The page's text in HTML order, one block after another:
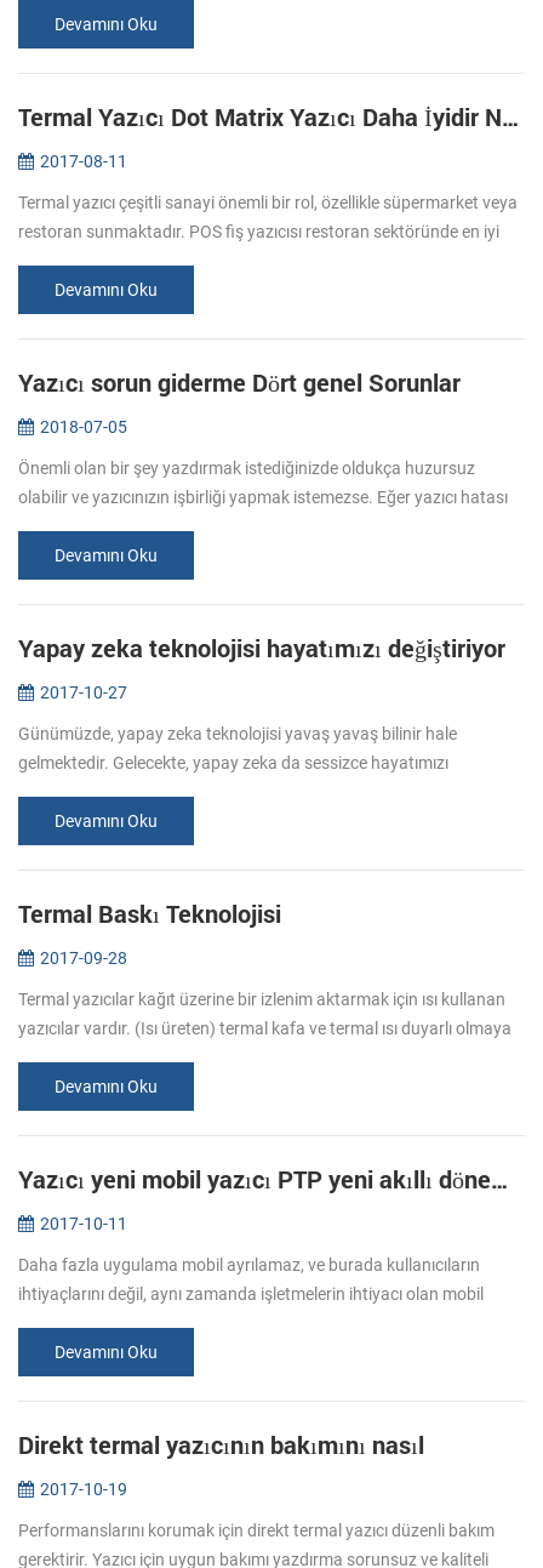
Devamını Oku
Termal Yazıcı Dot Matrix Yazıcı Daha İyidir Neden
2017-08-11
Termal yazıcı çeşitli sanayi önemli bir rol, özellikle süpermarket veya
restoran sunmaktadır. POS fiş yazıcısı restoran sektöründe en iyi
Devamını Oku
Yazıcı sorun giderme Dört genel Sorunlar
2018-07-05
Önemli olan bir şey yazdırmak istediğinizde oldukça huzursuz
olabilir ve yazıcınızın işbirliği yapmak istemezse. Eğer yazıcı hatası
Devamını Oku
Yapay zeka teknolojisi hayatımızı değiştiriyor
2017-10-27
Günümüzde, yapay zeka teknolojisi yavaş yavaş bilinir hale
gelmektedir. Gelecekte, yapay zeka da sessizce hayatımızı
yapay zeka makinele...
Devamını Oku
Termal Baskı Teknolojisi
2017-09-28
Termal yazıcılar kağıt üzerine bir izlenim aktarmak için ısı kullanan
yazıcılar vardır. (Isı üreten) termal kafa ve termal ısı duyarlı olmaya
Devamını Oku
Yazıcı yeni mobil yazıcı PTP yeni akıllı dönemine girer-II/BT71 iyi bir seçim olacaktır.
2017-10-11
Daha fazla uygulama mobil ayrılamaz, ve burada kullanıcıların
ihtiyaçlarını değil, aynı zamanda işletmelerin ihtiyacı olan mobil
taleb...Devamını Oku
Direkt termal yazıcının bakımını nasıl
2017-10-19
Performanslarını korumak için direkt termal yazıcı düzenli bakım
gerektirir. Yazıcı için uygun bakımı yazdırma sorunsuz ve kaliteli